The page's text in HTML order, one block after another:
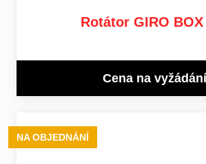
Rotátor GIRO
Cena na vyžádání
NA OBJEDNÁNÍ